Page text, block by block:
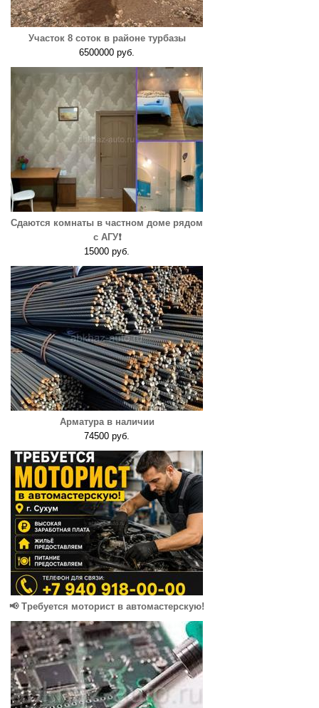
Участок 8 соток в районе турбазы
6500000 руб.
Сдаются комнаты в частном доме рядом
с АГУ❗️
15000 руб.
Арматура в наличии
74500 руб.
📢 Требуется моторист в автомастерскую!